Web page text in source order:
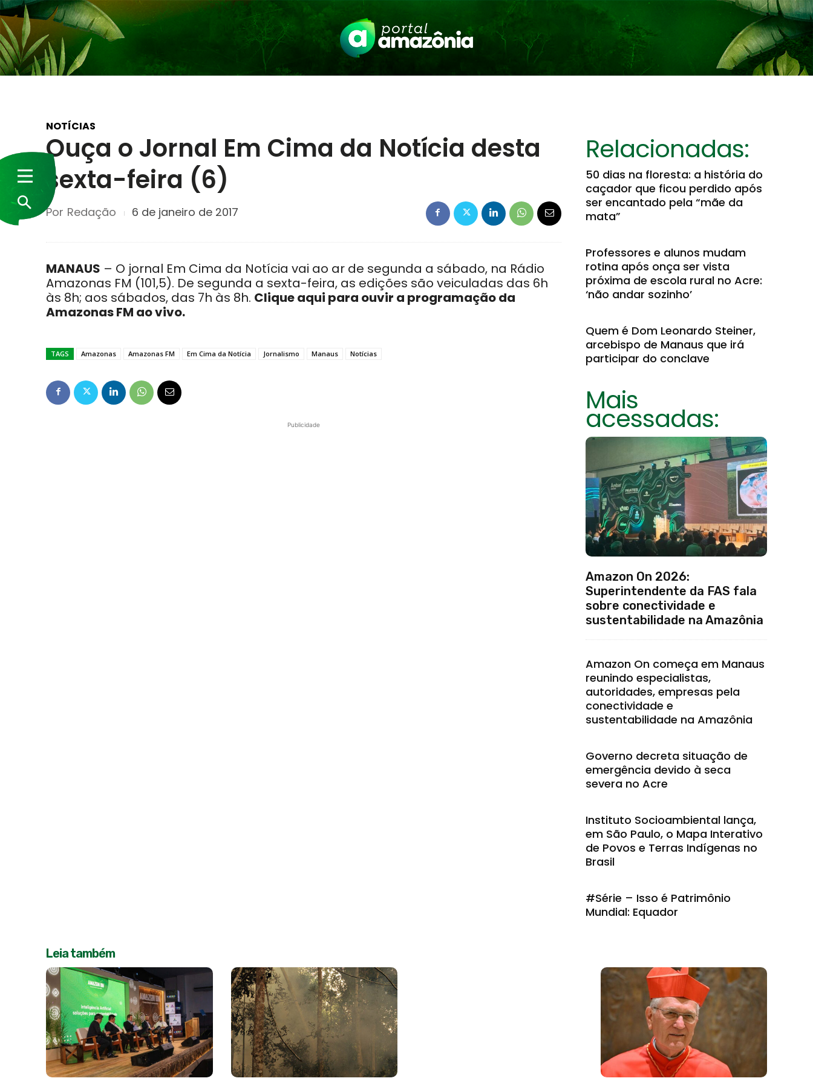
NOTÍCIAS
Ouça o Jornal Em Cima da Notícia desta
sexta-feira (6)
Por Redação 6 de janeiro de 2017
MANAUS – O jornal Em Cima da Notícia vai ao ar de segunda a sábado, na Rádio
Amazonas FM (101,5). De segunda a sexta-feira, as edições são veiculadas das 6h
às 8h; aos sábados, das 7h às 8h. Clique aqui para ouvir a programação da
Amazonas FM ao vivo.
TAGS Amazonas Amazonas FM Em Cima da Notícia Jornalismo Manaus Notícias
Publicidade
Relacionadas:
50 dias na floresta: a história do
caçador que ficou perdido após
ser encantado pela “mãe da
mata”
Professores e alunos mudam
rotina após onça ser vista
próxima de escola rural no Acre:
‘não andar sozinho’
Quem é Dom Leonardo Steiner,
arcebispo de Manaus que irá
participar do conclave
Mais
acessadas:
Amazon On 2026:
Superintendente da FAS fala
sobre conectividade e
sustentabilidade na Amazônia
Amazon On começa em Manaus
reunindo especialistas,
autoridades, empresas pela
conectividade e
sustentabilidade na Amazônia
Governo decreta situação de
emergência devido à seca
severa no Acre
Instituto Socioambiental lança,
em São Paulo, o Mapa Interativo
de Povos e Terras Indígenas no
Brasil
#Série – Isso é Patrimônio
Mundial: Equador
Leia também